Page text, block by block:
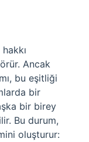
Ancak
bu eşitliği
bir
bir birey
Bu durum,
oluşturur: